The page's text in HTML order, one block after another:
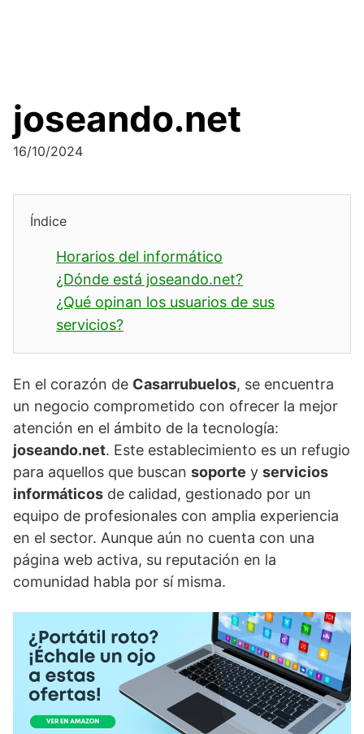
joseando.net
16/10/2024
Índice
Horarios del informático
¿Dónde está joseando.net?
¿Qué opinan los usuarios de sus
servicios?
En el corazón de Casarrubuelos, se encuentra
un negocio comprometido con ofrecer la mejor
atención en el ámbito de la tecnología:
joseando.net. Este establecimiento es un refugio
para aquellos que buscan soporte y servicios
informáticos de calidad, gestionado por un
equipo de profesionales con amplia experiencia
en el sector. Aunque aún no cuenta con una
página web activa, su reputación en la
comunidad habla por sí misma.